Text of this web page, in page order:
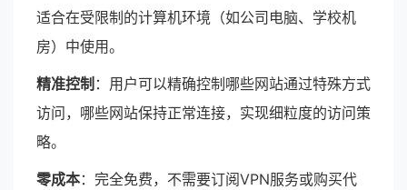
适合在受限制的计算机环境（如公司电脑、学校机
房）中使用。
精准控制 ：用户可以精确控制哪些网站通过特殊方式
访问，哪些网站保持正常连接，实现细粒度的访问策
略。
零成本：完全免费，不需要订阅VPN服务或购买代